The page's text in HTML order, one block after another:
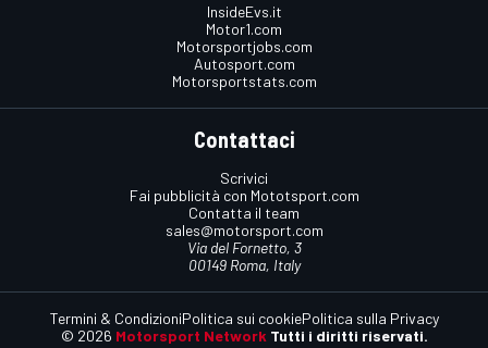
InsideEvs.it
Motor1.com
Motorsportjobs.com
Autosport.com
Motorsportstats.com
Contattaci
Scrivici
Fai pubblicità con Mototsport.com
Contatta il team
sales@motorsport.com
Via del Fornetto, 3
00149 Roma, Italy
© 2026 Motorsport Network Tutti i diritti riservati.
Termini & CondizioniPolitica sui cookiePolitica sulla Privacy